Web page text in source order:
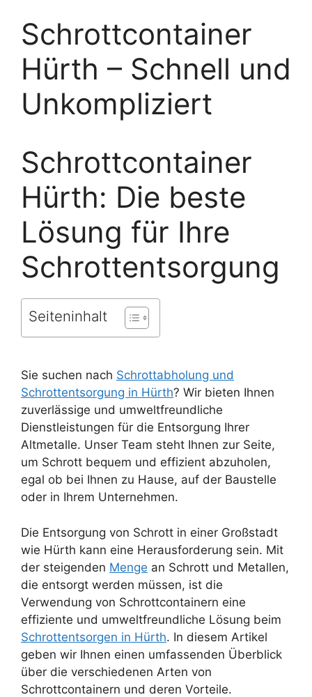
Schrottcontainer
Hürth – Schnell und
Unkompliziert
Schrottcontainer
Hürth: Die beste
Lösung für Ihre
Schrottentsorgung
Seiteninhalt
Sie suchen nach Schrottabholung und
Schrottentsorgung in Hürth? Wir bieten Ihnen
zuverlässige und umweltfreundliche
Dienstleistungen für die Entsorgung Ihrer
Altmetalle. Unser Team steht Ihnen zur Seite,
um Schrott bequem und effizient abzuholen,
egal ob bei Ihnen zu Hause, auf der Baustelle
oder in Ihrem Unternehmen.
Die Entsorgung von Schrott in einer Großstadt
wie Hürth kann eine Herausforderung sein. Mit
der steigenden Menge an Schrott und Metallen,
die entsorgt werden müssen, ist die
Verwendung von Schrottcontainern eine
effiziente und umweltfreundliche Lösung beim
Schrottentsorgen in Hürth. In diesem Artikel
geben wir Ihnen einen umfassenden Überblick
über die verschiedenen Arten von
Schrottcontainern und deren Vorteile.